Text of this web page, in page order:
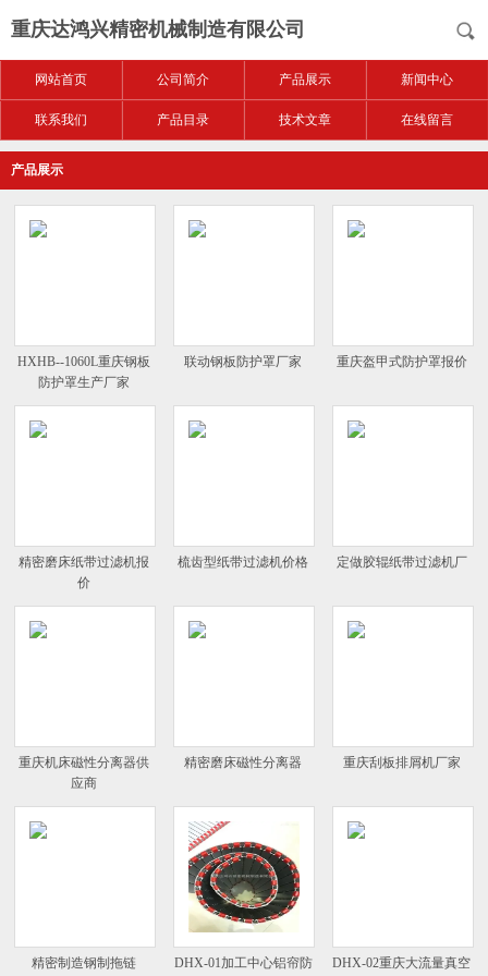
重庆达鸿兴精密机械制造有限公司
网站首页 公司简介 产品展示 新闻中心
联系我们 产品目录 技术文章 在线留言
产品展示
HXHB--1060L重庆钢板
防护罩生产厂家
联动钢板防护罩厂家 重庆盔甲式防护罩报价
精密磨床纸带过滤机报
价
梳齿型纸带过滤机价格 定做胶辊纸带过滤机厂
重庆机床磁性分离器供
应商
精密磨床磁性分离器 重庆刮板排屑机厂家
精密制造钢制拖链
DHX-01加工中心铝帘防
DHX-02重庆大流量真空